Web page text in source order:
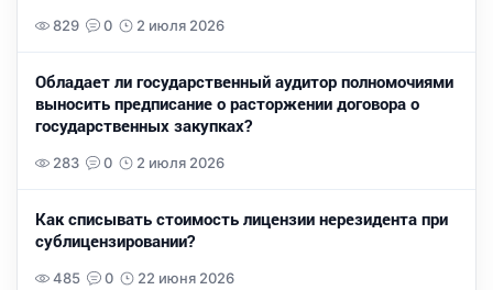
829 0 2 июля 2026
Обладает ли государственный аудитор полномочиями
выносить предписание о расторжении договора о
государственных закупках?
283 0 2 июля 2026
Как списывать стоимость лицензии нерезидента при
сублицензировании?
485 0 22 июня 2026